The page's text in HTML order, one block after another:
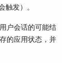
触发）。
户会话的可能结
的应用状态，并